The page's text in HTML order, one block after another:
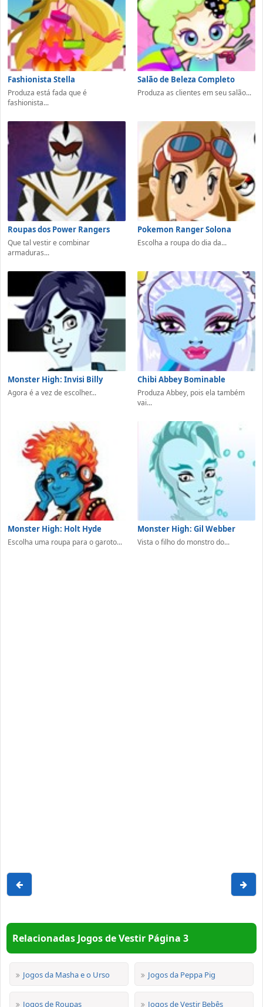
Fashionista Stella
Produza está fada que é
fashionista...
Salão de Beleza Completo
Produza as clientes em seu salão...
Roupas dos Power Rangers
Que tal vestir e combinar
armaduras...
Pokemon Ranger Solona
Escolha a roupa do dia da...
Monster High: Invisi Billy
Agora é a vez de escolher...
Chibi Abbey Bominable
Produza Abbey, pois ela também
vai...
Monster High: Holt Hyde
Escolha uma roupa para o garoto...
Monster High: Gil Webber
Vista o filho do monstro do...
Relacionadas Jogos de Vestir Página 3
Jogos da Masha e o Urso Jogos da Peppa Pig
Jogos de Roupas Jogos de Vestir Bebês